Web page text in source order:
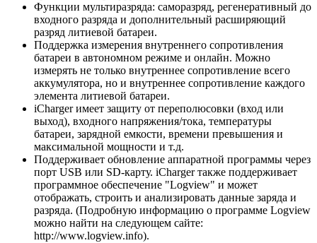
Функции мультиразряда: саморазряд, регенеративный до
входного разряда и дополнительный расширяющий
разряд литиевой батареи.
Поддержка измерения внутреннего сопротивления
батареи в автономном режиме и онлайн. Можно
измерять не только внутреннее сопротивление всего
аккумулятора, но и внутреннее сопротивление каждого
элемента литиевой батареи.
iCharger имеет защиту от переполюсовки (вход или
выход), входного напряжения/тока, температуры
батареи, зарядной емкости, времени превышения и
максимальной мощности и т.д.
Поддерживает обновление аппаратной программы через
порт USB или SD-карту. iCharger также поддерживает
программное обеспечение "Logview" и может
отображать, строить и анализировать данные заряда и
разряда. (Подробную информацию о программе Logview
можно найти на следующем сайте:
http://www.logview.info).